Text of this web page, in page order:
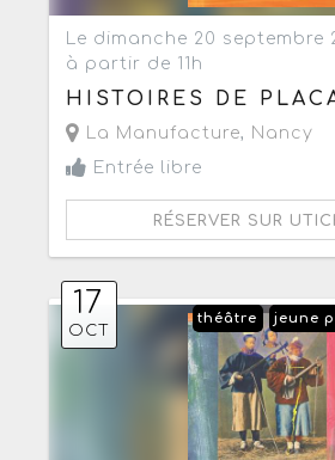
Le dimanche 20 septembre
à partir de 11h
HISTOIRES DE
La Manufacture, Nancy
Entrée libre
RÉSERVER SUR
17
OCT
jeune
théâtre